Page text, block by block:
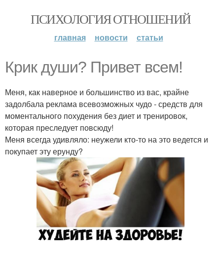
ПСИХОЛОГИЯ ОТНОШЕНИЙ
главная новости статьи
Крик души? Привет всем!
Меня, как наверное и большинство из вас, крайне
задолбала реклама всевозможных чудо - средств для
моментального похудения без диет и тренировок,
которая преследует повсюду!
Меня всегда удивляло: неужели кто-то на это ведется и
покупает эту ерунду?